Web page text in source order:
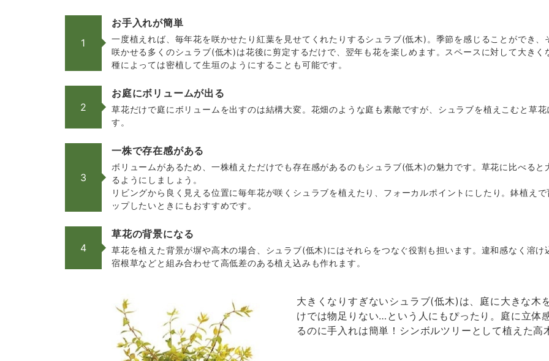
1
お手入れが簡単
一度植えれば、毎年花を咲かせたり紅葉を見せてくれたりするシュラブ(低木)。季節を感じることができ
咲かせる多くのシュラブ(低木)は花後に剪定するだけで、翌年も花を楽しめます。スペースに対して大き
種によっては密植して生垣のようにすることも可能です。
2
お庭にボリュームが出る
草花だけで庭にボリュームを出すのは結構大変。花畑のような庭も素敵ですが、シュラブを植えこむと草
す。
3
一株で存在感がある
ボリュームがあるため、一株植えただけでも存在感があるのもシュラブ(低木)の魅力です。草花に比べる
るようにしましょう。
リビングから良く見える位置に毎年花が咲くシュラブを植えたり、フォーカルポイントにしたり。鉢植え
ップしたいときにもおすすめです。
4
草花の背景になる
草花を植えた背景が塀や高木の場合、シュラブ(低木)にはそれらをつなぐ役割も担います。違和感なく溶
宿根草などと組み合わせて高低差のある植え込みも作れます。
大きくなりすぎないシュラブ(低木)は、庭に大きな木
けでは物足りない…という人にもぴったり。庭に立体
るのに手入れは簡単！シンボルツリーとして植えた